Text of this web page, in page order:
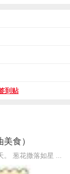
到贴
食）
葱花撒落如星 ...